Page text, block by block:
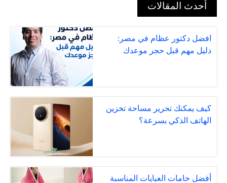
أحدث المقالات
افضل دكتور عظام في مصر:
دليل مهم قبل حجز موعدك
كيف يمكنك تحرير مساحة تخزين
الهاتف الذكي بسرعة؟
أفضل خامات العبايات المناسبة